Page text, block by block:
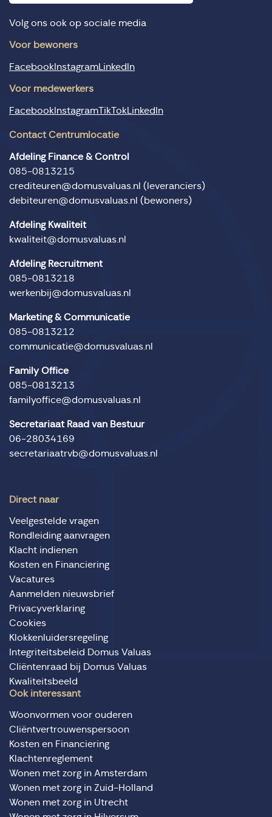
Volg ons ook op sociale media
Voor bewoners
FacebookInstagramLinkedIn
Voor medewerkers
FacebookInstagramTikTokLinkedIn
Contact Centrumlocatie
Afdeling Finance & Control
085-0813215
crediteuren@domusvaluas.nl (leveranciers)
debiteuren@domusvaluas.nl (bewoners)
Afdeling Kwaliteit
kwaliteit@domusvaluas.nl
Afdeling Recruitment
085-0813218
werkenbij@domusvaluas.nl
Marketing & Communicatie
085-0813212
communicatie@domusvaluas.nl
Family Office
085-0813213
familyoffice@domusvaluas.nl
Secretariaat Raad van Bestuur
06-28034169
secretariaatrvb@domusvaluas.nl
Direct naar
Veelgestelde vragen
Rondleiding aanvragen
Klacht indienen
Kosten en Financiering
Vacatures
Aanmelden nieuwsbrief
Privacyverklaring
Cookies
Klokkenluidersregeling
Integriteitsbeleid Domus Valuas
Cliëntenraad bij Domus Valuas
Kwaliteitsbeeld
Ook interessant
Woonvormen voor ouderen
Cliëntvertrouwenspersoon
Kosten en Financiering
Klachtenreglement
Wonen met zorg in Amsterdam
Wonen met zorg in Zuid-Holland
Wonen met zorg in Utrecht